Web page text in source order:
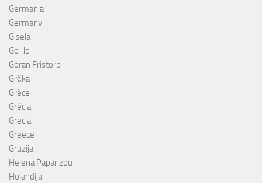
Germania
Germany
Gisela
Go-Jo
Göran Fristorp
Grčka
Grèce
Grécia
Grecia
Greece
Gruzija
Helena Paparizou
Holandija